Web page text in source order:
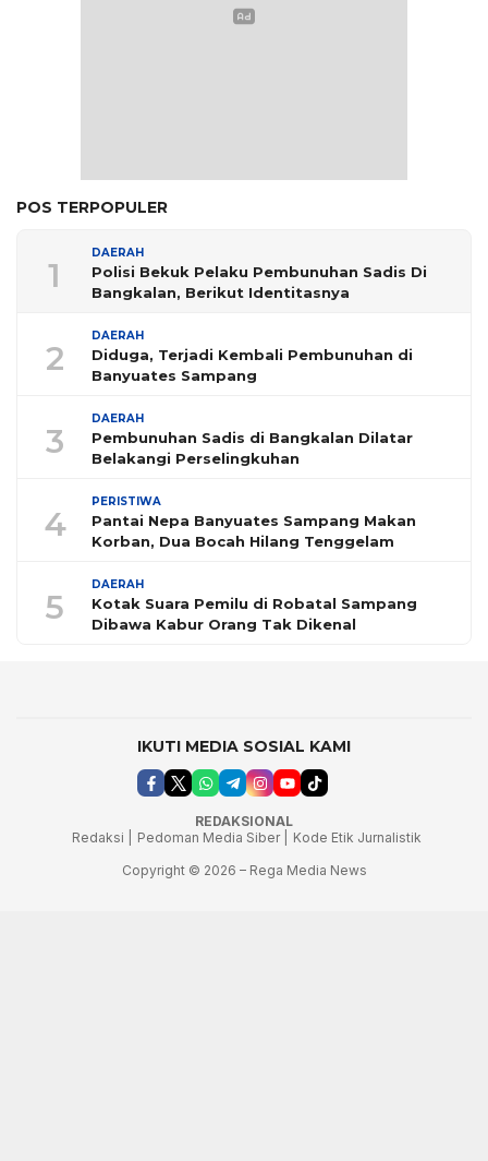
POS TERPOPULER
1
DAERAH
Polisi Bekuk Pelaku Pembunuhan Sadis Di
Bangkalan, Berikut Identitasnya
2
DAERAH
Diduga, Terjadi Kembali Pembunuhan di
Banyuates Sampang
3
DAERAH
Pembunuhan Sadis di Bangkalan Dilatar
Belakangi Perselingkuhan
4
PERISTIWA
Pantai Nepa Banyuates Sampang Makan
Korban, Dua Bocah Hilang Tenggelam
5
DAERAH
Kotak Suara Pemilu di Robatal Sampang
Dibawa Kabur Orang Tak Dikenal
IKUTI MEDIA SOSIAL KAMI
REDAKSIONAL
Redaksi |
Pedoman Media Siber |
Kode Etik Jurnalistik
Copyright © 2026 – Rega Media News